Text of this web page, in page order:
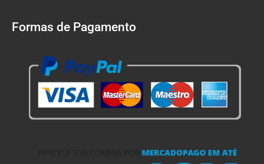
Formas de Pagamento